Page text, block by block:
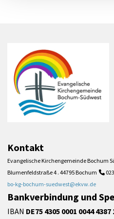
Kontakt
Evangelische Kirchengemeinde Bochum
Blumenfeldstraße 4 . 44795 Bochum 
bo-kg-bochum-suedwest@ekvw.de
Bankverbindung und
IBAN DE75 4305 0001 0044 4387